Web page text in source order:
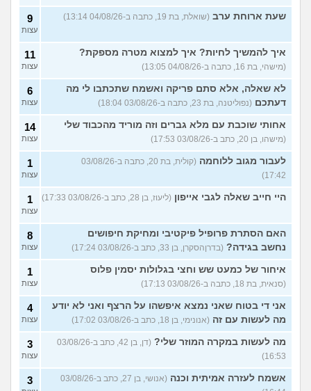
שעת ארוחת ערב (שואלת, בת 19, כתבה ב-04/08/26 13:14) 9
עצות
איך להמשיך לחיות? איך למצוא מטרה מספקת?
(מישהי, בת 16, כתבה ב-04/08/26 13:05)
11
עצות
לא שאלה, אלא סתם פריקה ואשמח שתכתבו לי מה
דעתכם (נפוליטנה, בת 23, כתבה ב-03/08/26 18:04)
6
עצות
אחותי שוכבת עם מלא גברים וזה מוריד מהכבוד שלי
(מישהו, בן 20, כתב ב-03/08/26 17:53)
14
עצות
לעבור מגוב ללוחמה
(קולית, בת 20, כתבה ב-03/08/26
17:42)
1
עצות
היי חייב שאלה לגבי אייפון (ליעוז, בן 28, כתב ב-03/08/26 17:33) 1
עצות
האם הסתרת פרופיל פיקטיבי ומחיקת חיפושים
נחשב בגידה? (בדרןהסקרן, בן 33, כתב ב-03/08/26 17:24)
8
עצות
איחור של כמעט שש וחצי בגלולות יסמין פלוס
(סנאית, בת 18, כתבה ב-03/08/26 17:13)
1
עצות
אני די בטוח שאני נמצא איפשהו על הרצף ואני לא יודע
מה לעשות עם זה (אנונימי, בן 18, כתב ב-03/08/26 17:02)
4
עצות
מה לעשות במקרה המוזר שלי?
(דן, בן 42, כתב ב-03/08/26
16:53)
3
עצות
אשמח לעזרה אמיתית וכנה
(אנושי, בן 27, כתב ב-03/08/26
3